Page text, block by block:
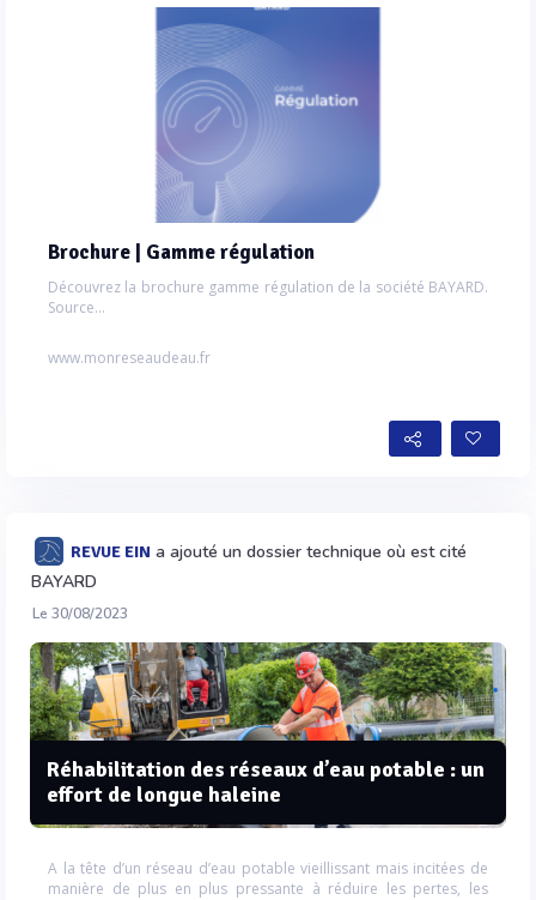
Brochure | Gamme régulation
Découvrez la brochure gamme régulation de la société BAYARD.
Source...
www.monreseaudeau.fr
REVUE EIN a ajouté un dossier technique où est cité
BAYARD
Le 30/08/2023
Réhabilitation des réseaux d’eau potable : un
effort de longue haleine
A la tête d’un réseau d’eau potable vieillissant mais incitées de
manière de plus en plus pressante à réduire les pertes, les